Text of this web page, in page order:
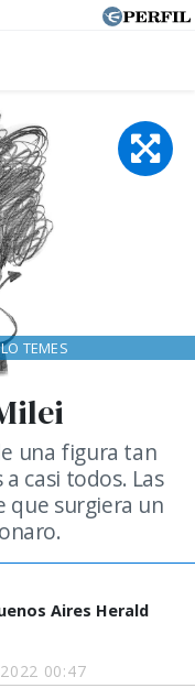
00:47
una figura tan
casi todos. Las
que surgiera un
Aires Herald
TEMES